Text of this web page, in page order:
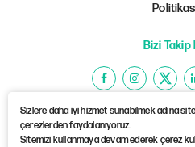
Sizlere daha iyi hizmet sunabilmek adına
çerezlerden faydalanıyoruz.
Sitemizi kullanmaya devam ederek çerez
Bizi Takip